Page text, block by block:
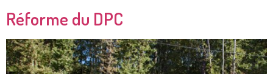
Réforme du DPC